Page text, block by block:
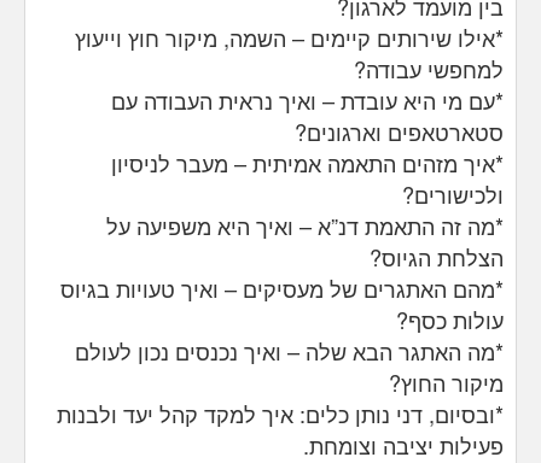
בין מועמד לארגון?
*אילו שירותים קיימים – השמה, מיקור חוץ וייעוץ
למחפשי עבודה?
*עם מי היא עובדת – ואיך נראית העבודה עם
סטארטאפים וארגונים?
*איך מזהים התאמה אמיתית – מעבר לניסיון
ולכישורים?
*מה זה התאמת דנ”א – ואיך היא משפיעה על
הצלחת הגיוס?
*מהם האתגרים של מעסיקים – ואיך טעויות בגיוס
עולות כסף?
*מה האתגר הבא שלה – ואיך נכנסים נכון לעולם
מיקור החוץ?
*ובסיום, דני נותן כלים: איך למקד קהל יעד ולבנות
פעילות יציבה וצומחת.